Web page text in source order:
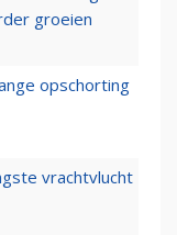
groeien
opschorting
vrachtvlucht